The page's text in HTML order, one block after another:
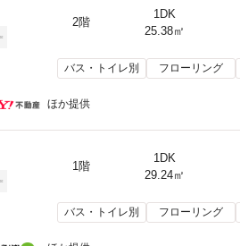
2階
1DK
25.38㎡
バス・トイレ別 フローリング
ほか提供
1階
1DK
29.24㎡
バス・トイレ別 フローリング